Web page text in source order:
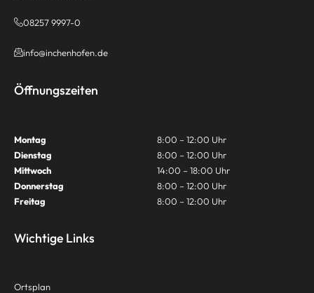
08257 9997-0
info@inchenhofen.de
Öffnungszeiten
Montag
8:00 – 12:00 Uhr
Dienstag
8:00 – 12:00 Uhr
Mittwoch
14:00 – 18:00 Uhr
Donnerstag
8:00 – 12:00 Uhr
Freitag
8:00 – 12:00 Uhr
Wichtige Links
Ortsplan